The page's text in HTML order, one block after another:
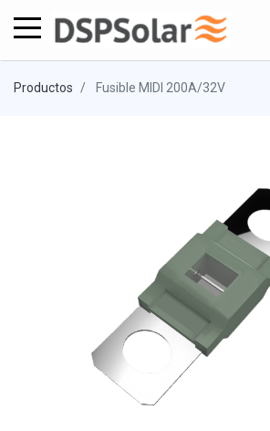
Productos Fusible MIDI 200A/32V